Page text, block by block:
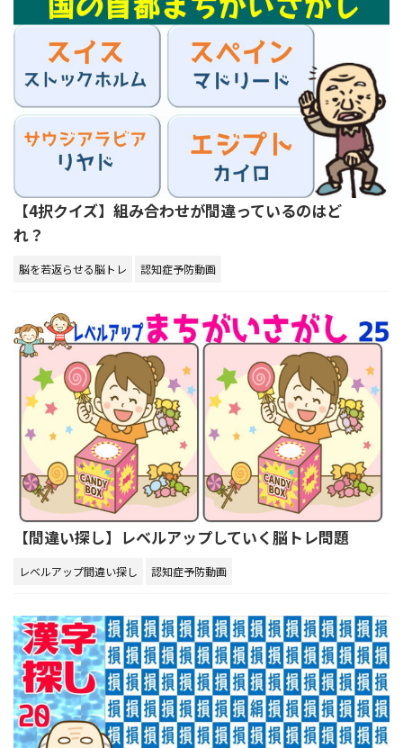
【4択クイズ】組み合わせが間違っているのはど
れ？
脳を若返らせる脳トレ 認知症予防動画
【間違い探し】レベルアップしていく脳トレ問題
レベルアップ間違い探し 認知症予防動画